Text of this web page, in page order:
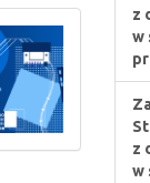
z
w
z
w